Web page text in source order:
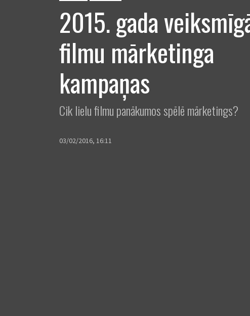
2015. gada
filmu mārketinga
kampaņas
Cik lielu filmu panākumos spēlē mārketings?
03/02/2016, 16:11